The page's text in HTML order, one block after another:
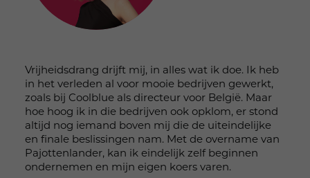
Vrijheidsdrang drijft mij, in alles wat ik doe. Ik heb
in het verleden al voor mooie bedrijven gewerkt,
zoals bij Coolblue als directeur voor België. Maar
hoe hoog ik in die bedrijven ook opklom, er stond
altijd nog iemand boven mij die de uiteindelijke
en finale beslissingen nam. Met de overname van
Pajottenlander, kan ik eindelijk zelf beginnen
ondernemen en mijn eigen koers varen.